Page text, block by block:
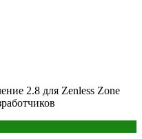
2.8 для Zenless Zone